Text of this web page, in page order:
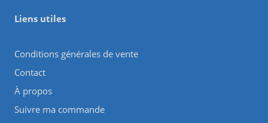
Liens utiles
Conditions générales de vente
Contact
À propos
Suivre ma commande